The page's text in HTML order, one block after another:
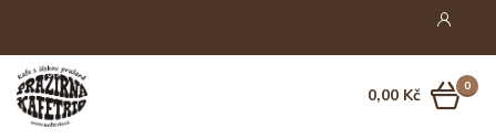
0
0,00 Kč